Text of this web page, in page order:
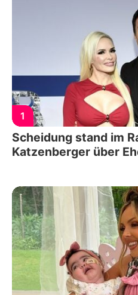
1
Scheidung stand im
Katzenberger über